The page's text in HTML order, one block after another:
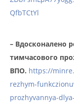
QfbTCtYl
– Вдосконалено
тимчасового
ВПО. https://
rezhym-
prozhyvannya-